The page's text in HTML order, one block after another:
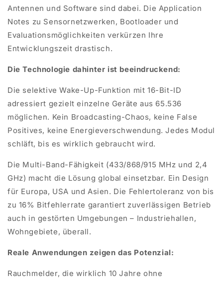
Antennen und Software sind dabei. Die Application
Notes zu Sensornetzwerken, Bootloader und
Evaluationsmöglichkeiten verkürzen Ihre
Entwicklungszeit drastisch.
Die Technologie dahinter ist beeindruckend:
Die selektive Wake-Up-Funktion mit 16-Bit-ID
adressiert gezielt einzelne Geräte aus 65.536
möglichen. Kein Broadcasting-Chaos, keine False
Positives, keine Energieverschwendung. Jedes Modul
schläft, bis es wirklich gebraucht wird.
Die Multi-Band-Fähigkeit (433/868/915 MHz und 2,4
GHz) macht die Lösung global einsetzbar. Ein Design
für Europa, USA und Asien. Die Fehlertoleranz von bis
zu 16% Bitfehlerrate garantiert zuverlässigen Betrieb
auch in gestörten Umgebungen – Industriehallen,
Wohngebiete, überall.
Reale Anwendungen zeigen das Potenzial:
Rauchmelder, die wirklich 10 Jahre ohne